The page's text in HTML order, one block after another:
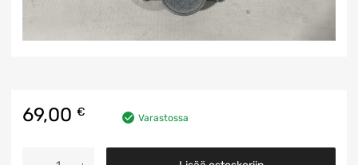
69,00 € Varastossa